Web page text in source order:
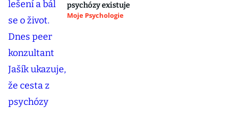
psychózy existuje
Moje Psychologie